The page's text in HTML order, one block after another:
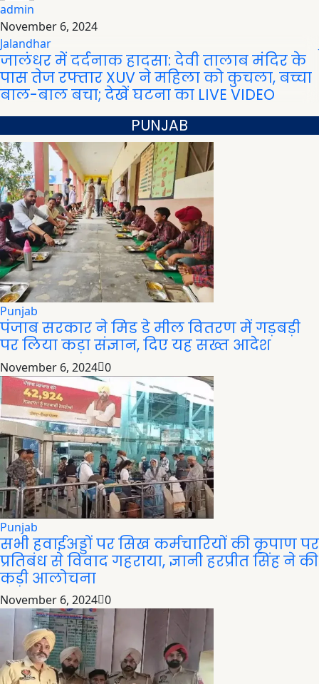
admin
November 6, 2024
Jalandhar
जालंधर में दर्दनाक हादसा: देवी तालाब मंदिर के
पास तेज रफ्तार XUV ने महिला को कुचला, बच्चा
बाल-बाल बचा; देखें घटना का LIVE VIDEO
PUNJAB
Punjab
पंजाब सरकार ने मिड डे मील वितरण में गड़बड़ी
पर लिया कड़ा संज्ञान, दिए यह सख्त आदेश
November 6, 2024 0
Punjab
सभी हवाईअड्डों पर सिख कर्मचारियों की कृपाण पर
प्रतिबंध से विवाद गहराया, ज्ञानी हरप्रीत सिंह ने की
कड़ी आलोचना
November 6, 2024 0